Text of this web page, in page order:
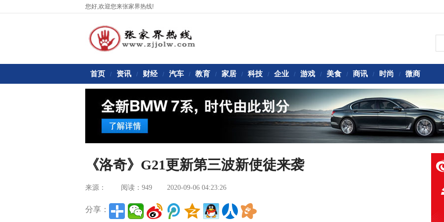
您好,欢迎您来张家界热线!
首页 / 资讯 / 财经 / 汽车 / 教育 / 家居 / 科技 / 企业 / 游戏 / 美食 / 商讯 / 时尚 / 微商
《洛奇》G21更新第三波新使徒来袭
来源： 阅读：949 2020-09-06 04:23:26
分享：